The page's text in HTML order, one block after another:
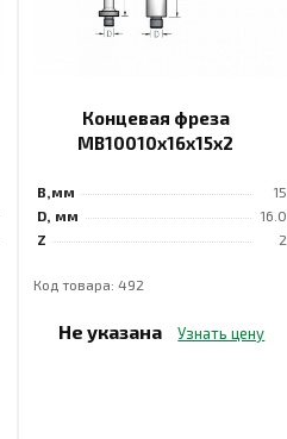
Концевая фреза
MB10010x16x15x2
B,мм
15
D, мм
16.0
Z
2
Код товара: 492
Не указана Узнать цену